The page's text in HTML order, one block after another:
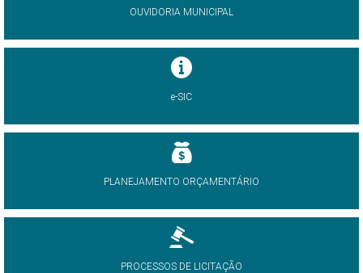
OUVIDORIA MUNICIPAL
e-SIC
PLANEJAMENTO ORÇAMENTÁRIO
PROCESSOS DE LICITAÇÃO